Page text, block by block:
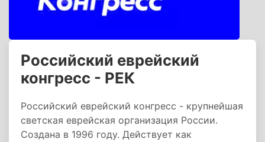
Российский еврейский
конгресс - РЕК
Российский еврейский конгресс - крупнейшая
светская еврейская организация России.
Создана в 1996 году. Действует как